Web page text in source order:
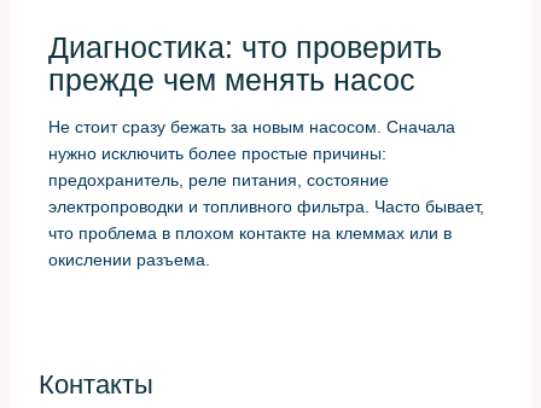
Диагностика: что проверить
прежде чем менять насос
Не стоит сразу бежать за новым насосом. Сначала
нужно исключить более простые причины:
предохранитель, реле питания, состояние
электропроводки и топливного фильтра. Часто бывает,
что проблема в плохом контакте на клеммах или в
окислении разъема.
насоса амперметром, и визуально осмотреть фильтр-
Контакты